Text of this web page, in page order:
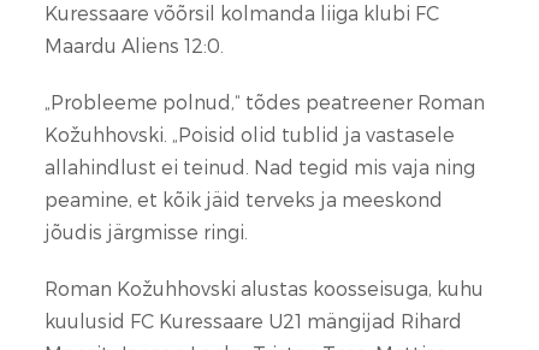
Kuressaare võõrsil kolmanda liiga klubi FC
Maardu Aliens 12:0.
„Probleeme polnud,“ tõdes peatreener Roman
Kožuhhovski. „Poisid olid tublid ja vastasele
allahindlust ei teinud. Nad tegid mis vaja ning
peamine, et kõik jäid terveks ja meeskond
jõudis järgmisse ringi.
Roman Kožuhhovski alustas koosseisuga, kuhu
kuulusid FC Kuressaare U21 mängijad Rihard